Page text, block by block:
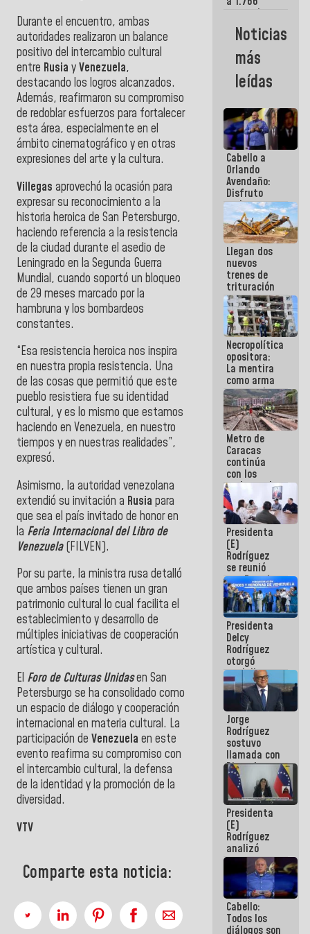
Durante el encuentro, ambas
autoridades realizaron un balance
positivo del intercambio cultural
entre Rusia yVenezuela,
destacando los logros alcanzados.
Además, reafirmaron su compromiso
de redoblar esfuerzos para fortalecer
esta área, especialmente en el
ámbito cinematográfico y en otras
expresiones del arte y la cultura.
Villegas aprovechó la ocasión para
expresar su reconocimiento a la
historia heroica de San Petersburgo,
haciendo referencia a la resistencia
de la ciudad durante el asedio de
Leningrado en la Segunda Guerra
Mundial, cuando soportó un bloqueo
de 29 meses marcado por la
hambruna y los bombardeos
constantes.
“Esa resistencia heroica nos inspira
en nuestra propia resistencia. Una
de las cosas que permitió que este
pueblo resistiera fue su identidad
cultural, y es lo mismo que estamos
haciendo en Venezuela, en nuestro
tiempos y en nuestras realidades”,
expresó.
Asimismo, la autoridad venezolana
extendió su invitación a Rusia para
que sea el país invitado de honor en
la Feria Internacional del Libro de
Venezuela(FILVEN).
Por su parte, la ministra rusa detalló
que ambos países tienen un gran
patrimonio cultural lo cual facilita el
establecimiento y desarrollo de
múltiples iniciativas de cooperación
artística y cultural.
El Foro de Culturas Unidasen San
Petersburgo se ha consolidado como
un espacio de diálogo y cooperación
internacional en materia cultural. La
participación de Venezuela en este
evento reafirma su compromiso con
el intercambio cultural, la defensa
de la identidad y la promoción de la
diversidad.
VTV
Comparte esta noticia:
comerciantes
emprendedores
afectados
por
terremotos
Noticias
más
leídas
Cabello a
Orlando
Avendaño:
Disfruto
cada vez
que escribes
porque lo
que haces
es
embarrarla
Llegan dos
nuevos
trenes de
trituración
para
optimizar
manejo de
escombros
en La Guaira
Necropolítica
opositora:
La mentira
como arma
contra el
Pueblo
Metro de
Caracas
continúa
con los
trabajos de
mantenimiento
e inspección
en la Línea 2
Presidenta
(E)
Rodríguez
se reunió
con Estado
Mayor
Eléctrico
para
abordar
planes de
acción
Presidenta
Delcy
Rodríguez
otorgó
medalla
"Héroe de
Venezuela"
a servidores
públicos
Jorge
Rodríguez
sostuvo
llamada con
Dinorah
Figuera y
acuerdan
primer
encuentro
presencial
para el
diálogo
Presidenta
(E)
Rodríguez
analizó
junto a
gobernadores
planes de
recuperación
del Sistema
Eléctrico
Cabello:
Todos los
diálogos son